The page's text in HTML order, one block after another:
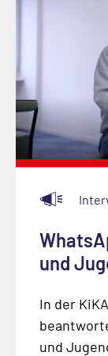
und
In der
und